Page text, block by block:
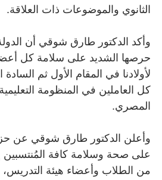
الثانوي والموضوعات ذات العلاقة.
وأكد الدكتور طارق شوقي أن
حرصها الشديد على سلامة كل
لأولادنا في المقام الأول ثم السادة
كل العاملين في المنظومة
المصري.
وأعلن الدكتور طارق شوقي عن
على صحة وسلامة كافة المُنتسبين
من الطلاب وأعضاء هيئة التدريس،